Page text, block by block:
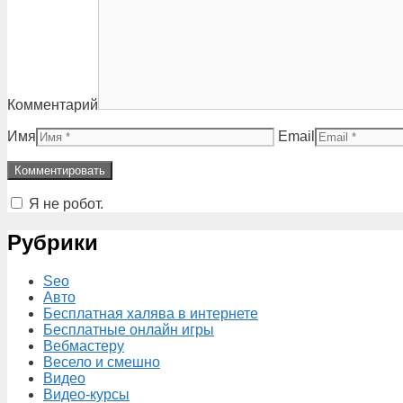
Комментарий
Имя Email
Я не робот.
Рубрики
Seo
Авто
Бесплатная халява в интернете
Бесплатные онлайн игры
Вебмастеру
Весело и смешно
Видео
Видео-курсы